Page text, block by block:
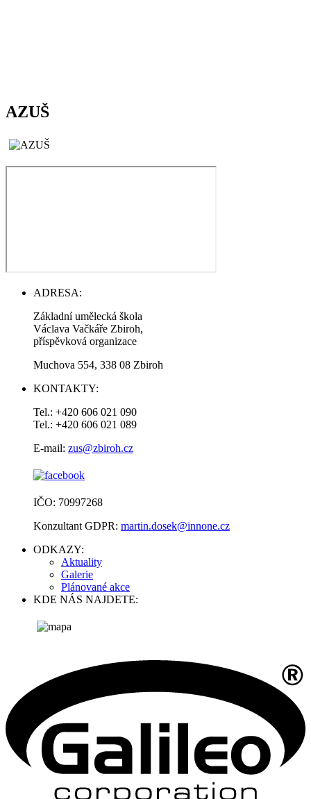
AZUŠ
ADRESA:
Základní umělecká škola
Václava Vačkáře Zbiroh,
příspěvková organizace
Muchova 554, 338 08 Zbiroh
KONTAKTY:
Tel.: +420 606 021 090
Tel.: +420 606 021 089
E-mail: zus@zbiroh.cz
IČO: 70997268
Konzultant GDPR: martin.dosek@innone.cz
ODKAZY:
Aktuality
Galerie
Plánované akce
KDE NÁS NAJDETE: